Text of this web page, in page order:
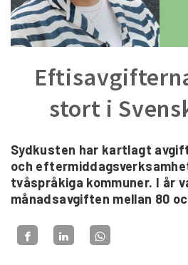
stort i
Sydkusten har kartlagt
och
tvåspråkiga kommuner. I år
månadsavgiften mellan 80